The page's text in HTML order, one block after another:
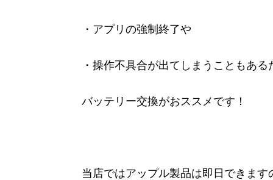
・アプリの強制終了や
・操作不具合が出てしまうこともある
バッテリー交換がおススメです！
当店ではアップル製品は即日できます